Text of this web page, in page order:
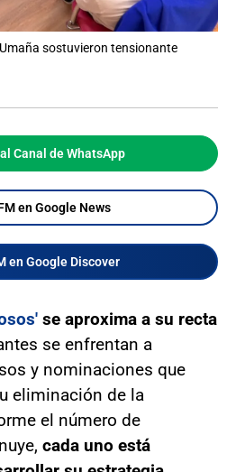
sostuvieron tensionante
Canal de WhatsApp
en Google News
en Google Discover
se aproxima a su recta
se enfrentan a
y nominaciones que
eliminación de la
el número de
cada uno está